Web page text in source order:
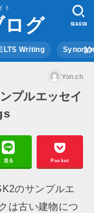
ト
ログ
IELTS Writing
SEARCH
Yon.ch
プルエッセイ
送る Pocket
のサンプルエ
は古い建物につ